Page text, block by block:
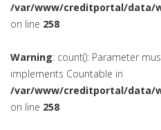
/var/www/creditportal/data/
on line 258
Warning: count(): Parameter
implements Countable in
/var/www/creditportal/data/
on line 258